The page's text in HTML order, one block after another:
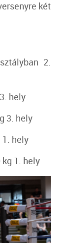
két
2.
hely
3. hely
1. hely
1. hely